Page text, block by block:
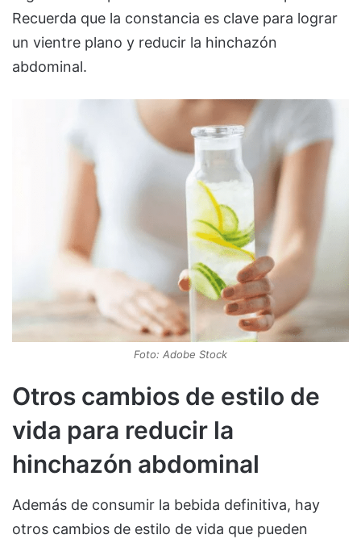
Recuerda que la constancia es clave para lograr
un vientre plano y reducir la hinchazón
abdominal.
Foto: Adobe Stock
Otros cambios de estilo de
vida para reducir la
hinchazón abdominal
Además de consumir la bebida definitiva, hay
otros cambios de estilo de vida que pueden